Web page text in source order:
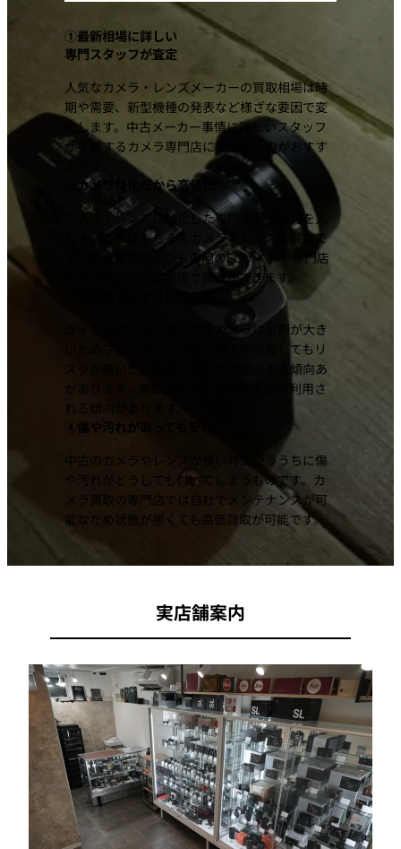
①最新相場に詳しい
専門スタッフが査定
人気なカメラ・レンズメーカーの買取相場は時
期や需要、新型機種の発表など様ざな要因で変
化します。中古メーカー事情に詳しいスタッフ
が在籍するカメラ専門店に相談するのがおすす
②カメラ特化だから高値に
カメラ・レンズに特化した専門店が一番力を入
れているのはもちろんカメラ・レンズの買取で
す。総合買取店よりも専門のECサイトや専門店
を持っている分、高値で買取ができます。
ライカをはじめとする高級カメラは金額が大き
いためフリマアプリなどで個人が出品してもリ
スクが高いため売れるのに時間がかかる傾向あ
があります。高級メーカーこそ買取店が利用さ
れる傾向があります。
④傷や汚れがあっても安心
中古のカメラやレンズが長い時間使ううちに傷
や汚れがどうしても付いてしまうものです。カ
メラ買取の専門店では自社でメンテナンスが可
能なため状態が悪くても高価買取が可能です。
実店舗案内